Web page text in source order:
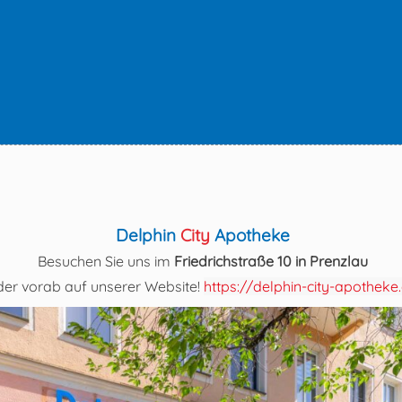
Delphin City Apotheke
Besuchen Sie uns im Friedrichstraße 10in Prenzlau
vorab auf unserer Website! https://delphin-city-